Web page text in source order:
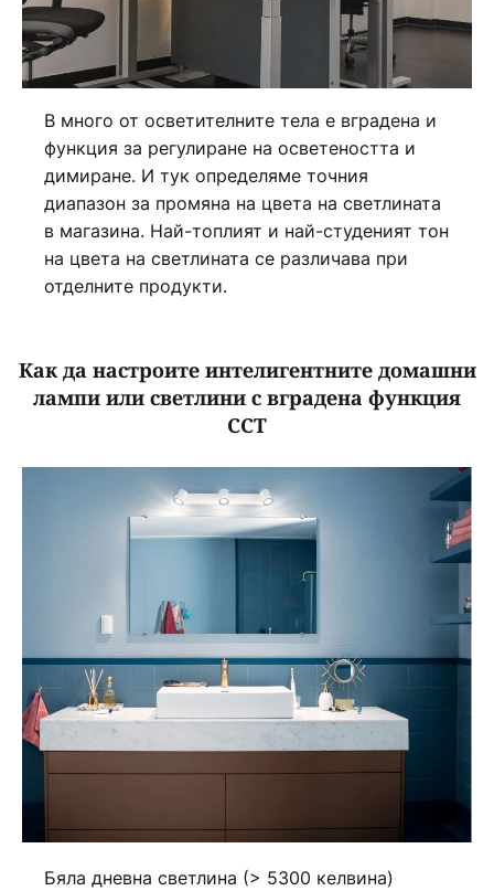
В много от осветителните тела е вградена и
функция за регулиране на осветеността и
димиране. И тук определяме точния
диапазон за промяна на цвета на светлината
в магазина. Най-топлият и най-студеният тон
на цвета на светлината се различава при
отделните продукти.
Как да настроите интелигентните домашни
лампи или светлини с вградена функция
CCT
Бяла дневна светлина (> 5300 келвина)